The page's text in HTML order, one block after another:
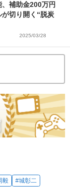
補助金200万円
切り開く“脱炭
2025/03/28
毅
#城彰二